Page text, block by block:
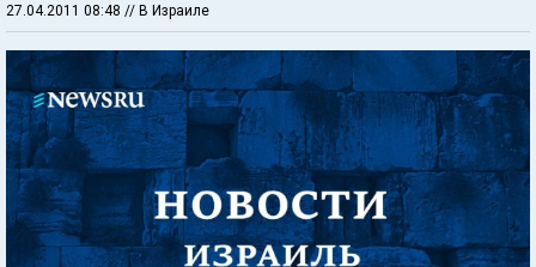
27.04.2011 08:48 // В Израиле